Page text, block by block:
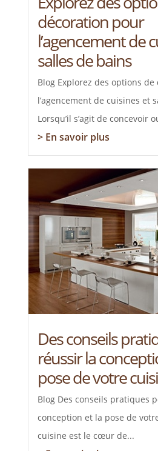
décoration pour
l’agencement de
salles de bains
Blog Explorez des options
l’agencement de cuisines et
Lorsqu’il s’agit de concevoir
> En savoir plus
Des conseils
réussir la
pose de votre
Blog Des conseils pratiques
conception et la pose de
cuisine est le cœur de...